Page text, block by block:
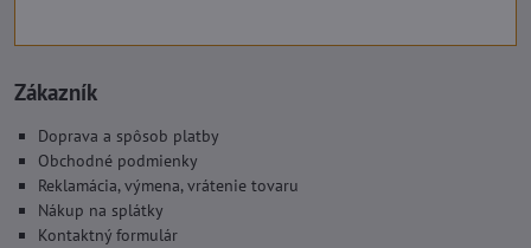
Zákazník
Doprava a spôsob platby
Obchodné podmienky
Reklamácia, výmena, vrátenie tovaru
Nákup na splátky
Kontaktný formulár